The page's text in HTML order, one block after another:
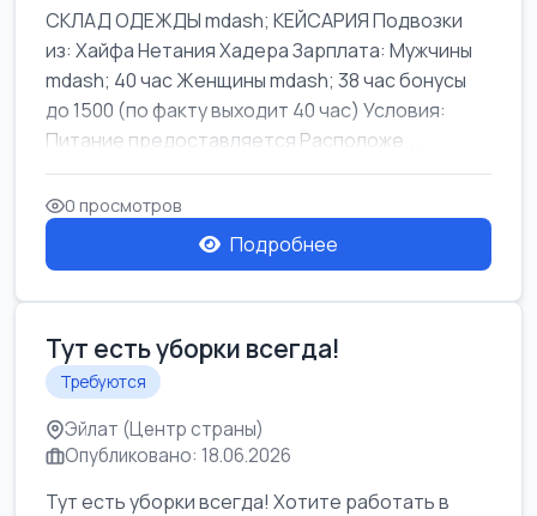
СКЛАД ОДЕЖДЫ mdash; КЕЙСАРИЯ Подвозки
из: Хайфа Нетания Хадера Зарплата: Мужчины
mdash; 40 час Женщины mdash; 38 час бонусы
до 1500 (по факту выходит 40 час) Условия:
Питание предоставляется Расположе...
0 просмотров
Подробнее
Тут есть уборки всегда!
Требуются
Эйлат (Центр страны)
Опубликовано: 18.06.2026
Тут есть уборки всегда! Хотите работать в